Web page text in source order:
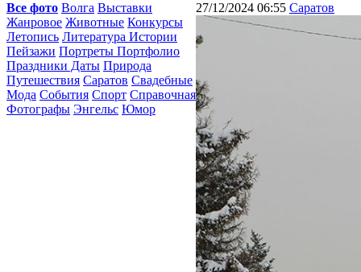
Все фото Волга Выставки
Жанровое Животные Конкурсы
Летопись Литература Истории
Пейзажи Портреты Портфолио
Праздники Даты Природа
Путешествия Саратов Свадебные
Мода События Спорт Справочная
Фотографы Энгельс Юмор
27/12/2024 06:55 Саратов